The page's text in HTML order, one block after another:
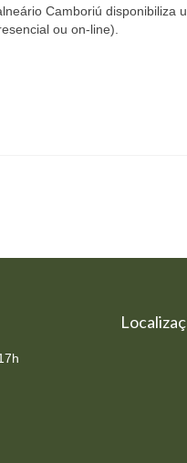
Camboriú
ou on-line).